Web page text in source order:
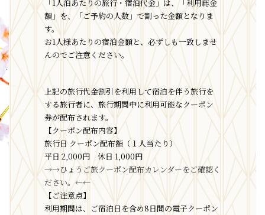
「1人泊あたりの旅行・宿泊代金」は、「利用総金
額」を、「ご予約の人数」で割った金額となりま
す。
お1人様あたりの宿泊金額と、必ずしも一致しませ
んのでご注意ください。
上記の旅行代金割引を利用して宿泊を伴う旅行を
する旅行者に、旅行期間中に利用可能なクーポン
券が配布されます。
【クーポン配布内容】
旅行日 クーポン配布額（１人当たり）
平日 2,000円 休日 1,000円
→→ひょうご旅クーポン配布カレンダーをご確認く
ださい。←←
【ご注意点】
利用期間は、ご宿泊日を含め8日間の電子クーポン